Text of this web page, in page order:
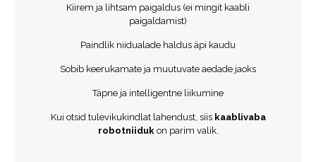
Kiirem ja lihtsam paigaldus (ei mingit kaabli
paigaldamist)
Paindlik niidualade haldus äpi kaudu
Sobib keerukamate ja muutuvate aedade jaoks
Täpne ja intelligentne liikumine
Kui otsid tulevikukindlat lahendust, siis kaablivaba
robotniiduk on parim valik.